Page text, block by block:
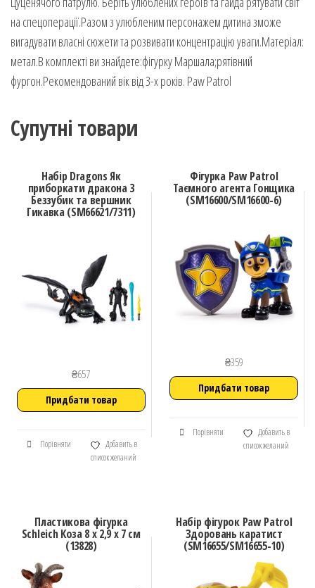
на спецоперації.Разом з улюбленим персонажем дитина зможе
вигадувати власні сюжети та розвивати концентрацію уваги.Матеріал:
метал.В комплекті ви знайдете:фігурку Маршала;рятівний
фургон.Рекомендований вік від 3-х років. Paw Patrol
Супутні товари
Набір Dragons Як
приборкати дракона 3
Беззубик та вершник
Гикавка (SM66621/7311)
₴657
Придбати товар
Порівняти
Добавить в
список желаний
Фігурка Paw Patrol
Таємного агента Гонщика
(SM16600/SM16600-6)
₴359
Придбати товар
Порівняти
Добавить в
список желаний
Пластикова фігурка
Schleich Коза 8 х 2,9 х 7 см
(13828)
Набір фігурок Paw Patrol
Здоровань каратист
(SM16655/SM16655-10)